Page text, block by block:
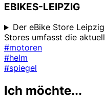
EBIKES-LEIPZIG
Der eBike Store
Stores umfasst die
#motoren
#helm
#spiegel
Ich möchte...